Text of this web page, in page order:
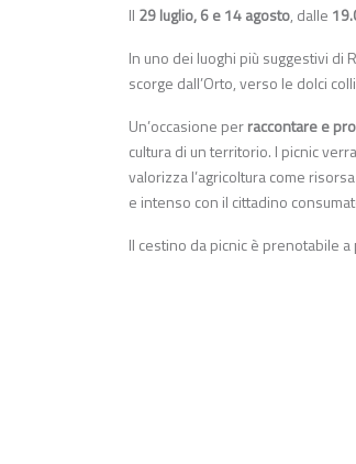
Il 29 luglio, 6 e 14 agosto, dalle
In uno dei luoghi più suggestivi di
scorge dall’Orto, verso le dolci
Un’occasione perraccontare e
cultura di un territorio. I picnic
valorizza l’agricoltura come
e intenso con il cittadino
Il cestino da picnic è prenotabile